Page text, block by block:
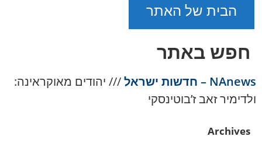
הבית של האתר
חפש באתר
NAnews – חדשות ישראל /// יהודים מאוקראינה:
ולדימיר זאב ז’בוטינסקי
Archives